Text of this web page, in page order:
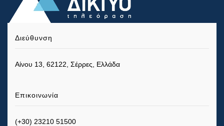
Διεύθυνση
Αίνου 13, 62122, Σέρρες, Ελλάδα
Επικοινωνία
(+30) 23210 51500